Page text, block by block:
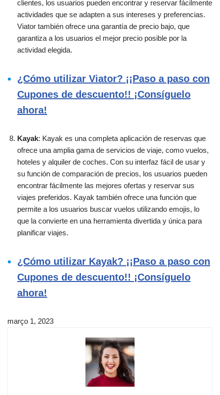
clientes, los usuarios pueden encontrar y reservar fácilmente
actividades que se adapten a sus intereses y preferencias.
Viator también ofrece una garantía de precio bajo, que
garantiza a los usuarios el mejor precio posible por la
actividad elegida.
¿Cómo utilizar Viator? ¡¡Paso a paso con
Cupones de descuento!! ¡Consíguelo
ahora!
Kayak: Kayak es una completa aplicación de reservas que
ofrece una amplia gama de servicios de viaje, como vuelos,
hoteles y alquiler de coches. Con su interfaz fácil de usar y
su función de comparación de precios, los usuarios pueden
encontrar fácilmente las mejores ofertas y reservar sus
viajes preferidos. Kayak también ofrece una función que
permite a los usuarios buscar vuelos utilizando emojis, lo
que la convierte en una herramienta divertida y única para
planificar viajes.
¿Cómo utilizar Kayak? ¡¡Paso a paso con
Cupones de descuento!! ¡Consíguelo
ahora!
março 1, 2023